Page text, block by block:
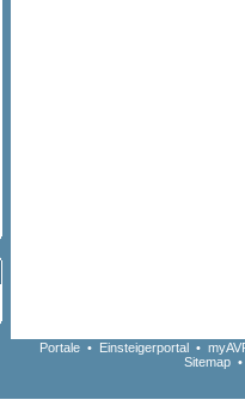
Portale • Einsteigerportal •
Sitemap